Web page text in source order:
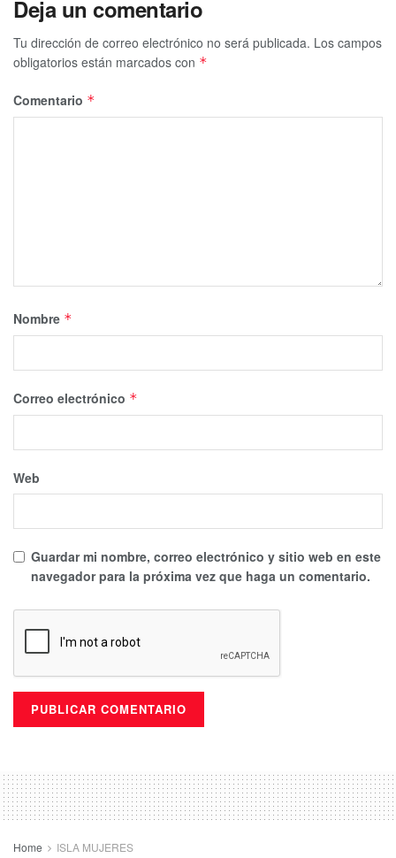
Deja un comentario
Tu dirección de correo electrónico no será publicada. Los campos
obligatorios están marcados con *
Comentario *
Nombre *
Correo electrónico *
Web
Guardar mi nombre, correo electrónico y sitio web en este
navegador para la próxima vez que haga un comentario.
Home ISLA MUJERES